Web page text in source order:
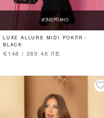
ИЗЧЕРПАНО
LUXE ALLURE MIDI РОКЛЯ -
BLACK
€148 / 289.46 ЛВ.